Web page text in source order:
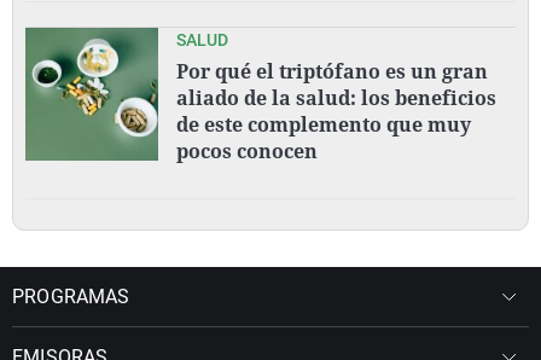
SALUD
Por qué el triptófano es un gran
aliado de la salud: los beneficios
de este complemento que muy
pocos conocen
PROGRAMAS